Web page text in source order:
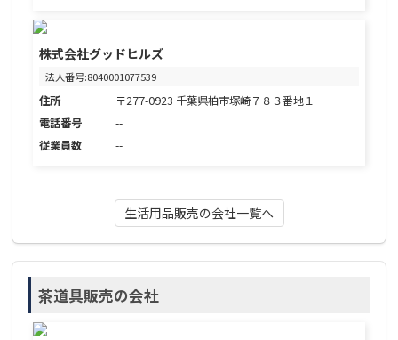
株式会社グッドヒルズ
法人番号:8040001077539
住所
〒277-0923 千葉県柏市塚崎７８３番地１
電話番号
--
従業員数
--
生活用品販売の会社一覧へ
茶道具販売の会社